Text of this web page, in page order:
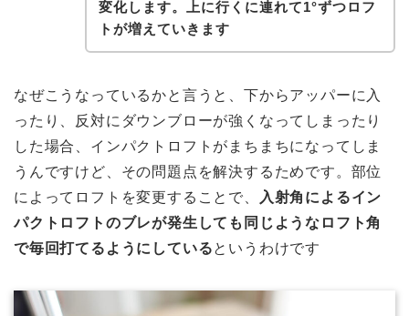
変化します。上に行くに連れて1°ずつロフ
トが増えていきます
なぜこうなっているかと言うと、下からアッパーに入
ったり、反対にダウンブローが強くなってしまったり
した場合、インパクトロフトがまちまちになってしま
うんですけど、その問題点を解決するためです。部位
によってロフトを変更することで、
入射角によるイン
パクトロフトのブレが発生しても同じようなロフト角
で毎回打てるようにしているというわけです